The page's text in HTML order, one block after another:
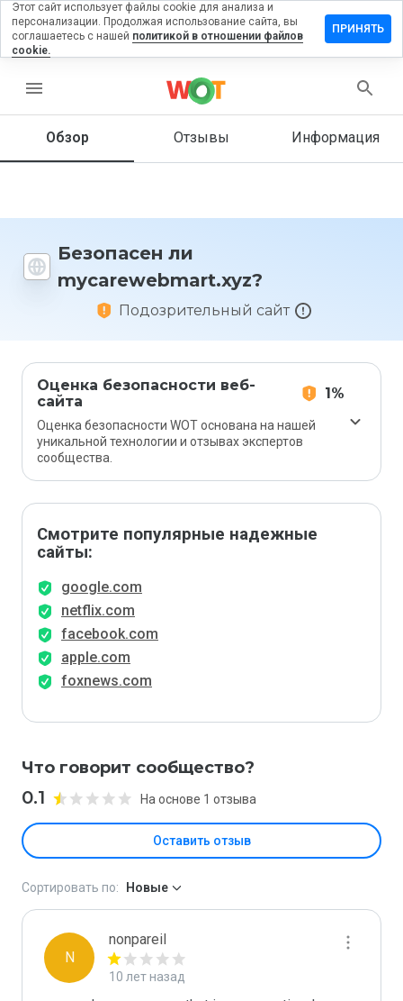
menu
Обзор Отзывы Информация
Безопасен ли
mycarewebmart.xyz?
Подозрительный сайт
Оценка безопасности веб-
сайта
1%
Оценка безопасности WOT основана на нашей
уникальной технологии и отзывах экспертов
сообщества.
Смотрите популярные надежные
сайты:
google.com
netflix.com
facebook.com
apple.com
foxnews.com
Что говорит сообщество?
0.1 На основе 1 отзыва
Оставить отзыв
отзыв
Как бы
этот
1 до 5?
Сортировать по: Новые
N
nonpareil
10 лет назад
Этот сайт использует файлы cookie для анализа и
персонализации. Продолжая использование сайта, вы
соглашаетесь с нашей политикой в отношении файлов
cookie.
ПРИНЯТЬ